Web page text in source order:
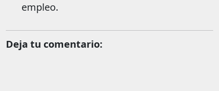
empleo.
Deja tu comentario: